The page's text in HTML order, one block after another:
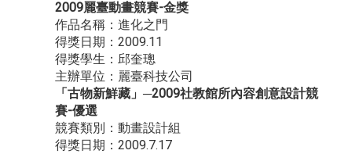
2009麗臺動畫競賽-金獎
作品名稱：進化之門
得獎日期：2009.11
得獎學生：邱奎璁
主辦單位：麗臺科技公司
「古物新鮮藏」─2009社教館所內容創意設計競
賽-優選
競賽類別：動畫設計組
得獎日期：2009.7.17